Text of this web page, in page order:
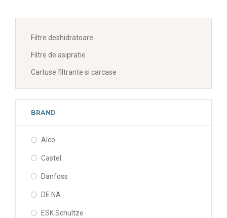
Filtre deshidratoare
Filtre de asipratie
Cartuse filtrante si carcase
BRAND
Alco
Castel
Danfoss
DE.NA
ESK Schultze